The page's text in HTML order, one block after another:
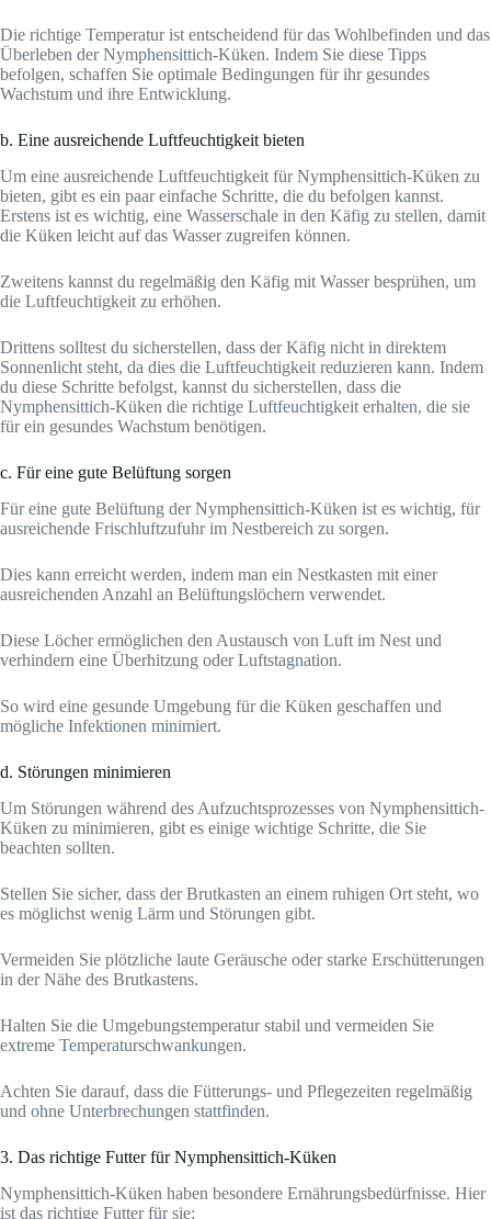
Die richtige Temperatur ist entscheidend für das Wohlbefinden und das
Überleben der Nymphensittich-Küken. Indem Sie diese Tipps
befolgen, schaffen Sie optimale Bedingungen für ihr gesundes
Wachstum und ihre Entwicklung.
b. Eine ausreichende Luftfeuchtigkeit bieten
Um eine ausreichende Luftfeuchtigkeit für Nymphensittich-Küken zu
bieten, gibt es ein paar einfache Schritte, die du befolgen kannst.
Erstens ist es wichtig, eine Wasserschale in den Käfig zu stellen, damit
die Küken leicht auf das Wasser zugreifen können.
Zweitens kannst du regelmäßig den Käfig mit Wasser besprühen, um
die Luftfeuchtigkeit zu erhöhen.
Drittens solltest du sicherstellen, dass der Käfig nicht in direktem
Sonnenlicht steht, da dies die Luftfeuchtigkeit reduzieren kann. Indem
du diese Schritte befolgst, kannst du sicherstellen, dass die
Nymphensittich-Küken die richtige Luftfeuchtigkeit erhalten, die sie
für ein gesundes Wachstum benötigen.
c. Für eine gute Belüftung sorgen
Für eine gute Belüftung der Nymphensittich-Küken ist es wichtig, für
ausreichende Frischluftzufuhr im Nestbereich zu sorgen.
Dies kann erreicht werden, indem man ein Nestkasten mit einer
ausreichenden Anzahl an Belüftungslöchern verwendet.
Diese Löcher ermöglichen den Austausch von Luft im Nest und
verhindern eine Überhitzung oder Luftstagnation.
So wird eine gesunde Umgebung für die Küken geschaffen und
mögliche Infektionen minimiert.
d. Störungen minimieren
Um Störungen während des Aufzuchtsprozesses von Nymphensittich-
Küken zu minimieren, gibt es einige wichtige Schritte, die Sie
beachten sollten.
Stellen Sie sicher, dass der Brutkasten an einem ruhigen Ort steht, wo
es möglichst wenig Lärm und Störungen gibt.
Vermeiden Sie plötzliche laute Geräusche oder starke Erschütterungen
in der Nähe des Brutkastens.
Halten Sie die Umgebungstemperatur stabil und vermeiden Sie
extreme Temperaturschwankungen.
Achten Sie darauf, dass die Fütterungs- und Pflegezeiten regelmäßig
und ohne Unterbrechungen stattfinden.
3. Das richtige Futter für Nymphensittich-Küken
Nymphensittich-Küken haben besondere Ernährungsbedürfnisse. Hier
ist das richtige Futter für sie: